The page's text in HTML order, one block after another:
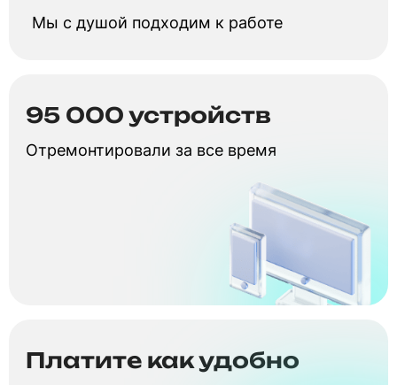
Мы с душой подходим к работе
95 000 устройств
Отремонтировали за все время
Платите как удобно